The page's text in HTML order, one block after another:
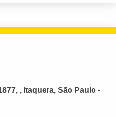
, Itaquera, São Paulo -